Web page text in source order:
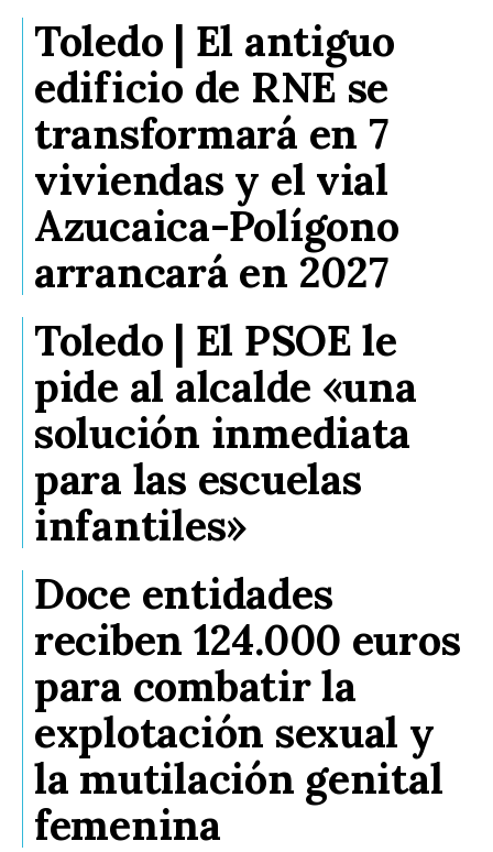
Toledo | El antiguo
edificio de RNE se
transformará en 7
viviendas y el vial
Azucaica-Polígono
arrancará en 2027
Toledo | El PSOE le
pide al alcalde «una
solución inmediata
para las escuelas
infantiles»
Doce entidades
reciben 124.000 euros
para combatir la
explotación sexual y
la mutilación genital
femenina